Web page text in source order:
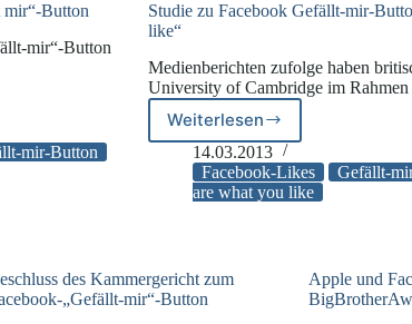
mir“-Button
mir“-Button
mir-Button
Studie zu Facebook Gefällt-mir-
like“
Medienberichten zufolge haben
University of Cambridge im
Weiterlesen
Studie
zu
Facebook
Gefällt-
are
14.03.2013
Facebook-Likes
Gefällt-
are what you like
des Kammergericht zum
„Gefällt-mir“-Button
Apple und